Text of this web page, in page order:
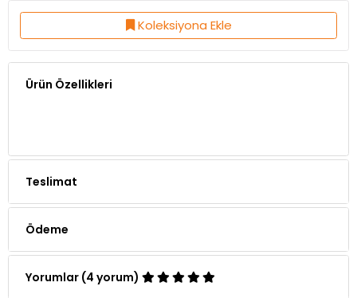
Koleksiyona Ekle
Ürün Özellikleri
Teslimat
Ödeme
Yorumlar (4 yorum)